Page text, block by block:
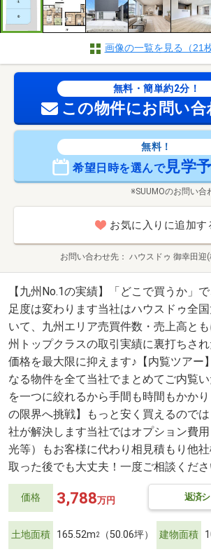
画像の一覧を見る（21枚
無料・簡単約2分！
この物件にお問い合
無料！
希望日時を選んで見学
※SUUMOのお問い合
お気に入りに追加す
お問い合わせ先 ハウスドゥ 御幸田迎
【九州No.1の実績】「どこで買うか」
足度は変わります当社はハウスドゥ全
いて、九州エリア売買件数・売上高と
州トップクラスの取引実績に裏打ちさ
価格を最大限に抑えます♪【内覧ツアー
なる物件を全て当社でまとめてご内覧
を一つに絞れるから手間も時間もかか
の限界へ挑戦】もっと安く買えるので
社が解決します当社ではオプション費
光等）もお客様に代わり相見積もり他
取った後でも大丈夫！一度ご相談くださ
価格 返済
3,788万円
土地面積 165.52m2 （50.06坪） 建物面積